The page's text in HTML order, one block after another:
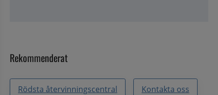
Rekommenderat
Rödsta återvinningscentral Kontakta oss